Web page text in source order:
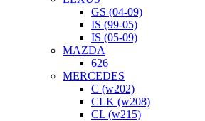
GS (04-09)
IS (99-05)
IS (05-09)
MAZDA
626
MERCEDES
C (w202)
CLK (w208)
CL (w215)